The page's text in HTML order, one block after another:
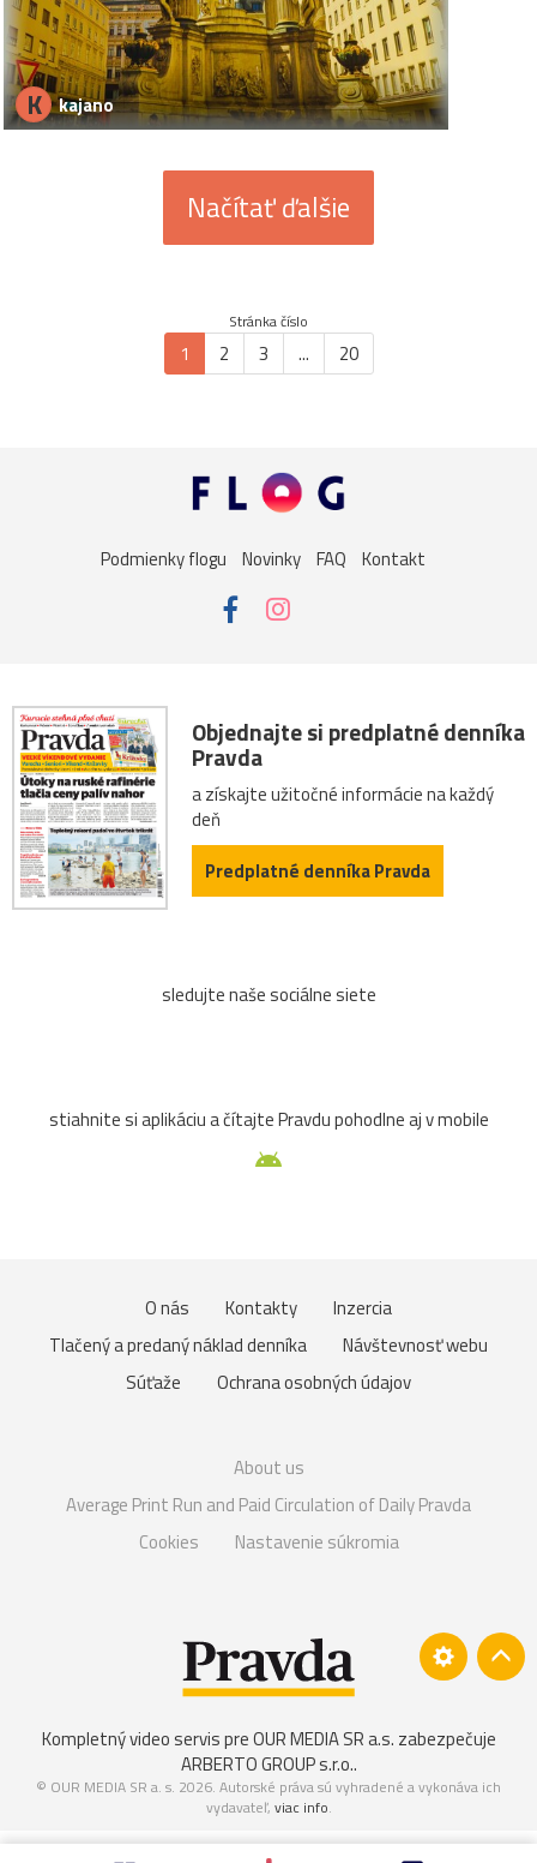
K kajano
Načítať ďalšie
Stránka číslo
1 2 3 ... 20
Podmienky flogu Novinky FAQ Kontakt
Objednajte si predplatné denníka
Pravda
a získajte užitočné informácie na každý
deň
Predplatné denníka Pravda
sledujte naše sociálne siete
stiahnite si aplikáciu a čítajte Pravdu pohodlne aj v mobile
O nás Kontakty
Inzercia
Tlačený a predaný náklad denníka
Návštevnosť webu
Súťaže
Ochrana osobných údajov
About us
Average Print Run and Paid Circulation of Daily Pravda
Cookies
Nastavenie súkromia
Kompletný video servis pre OUR MEDIA SR a.s. zabezpečuje
ARBERTO GROUP s.r.o..
© OUR MEDIA SR a. s. 2026. Autorské práva sú vyhradené a vykonáva ich
vydavateľ, viac info.